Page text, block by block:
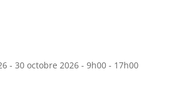
- 30 octobre 2026 - 9h00 - 17h00